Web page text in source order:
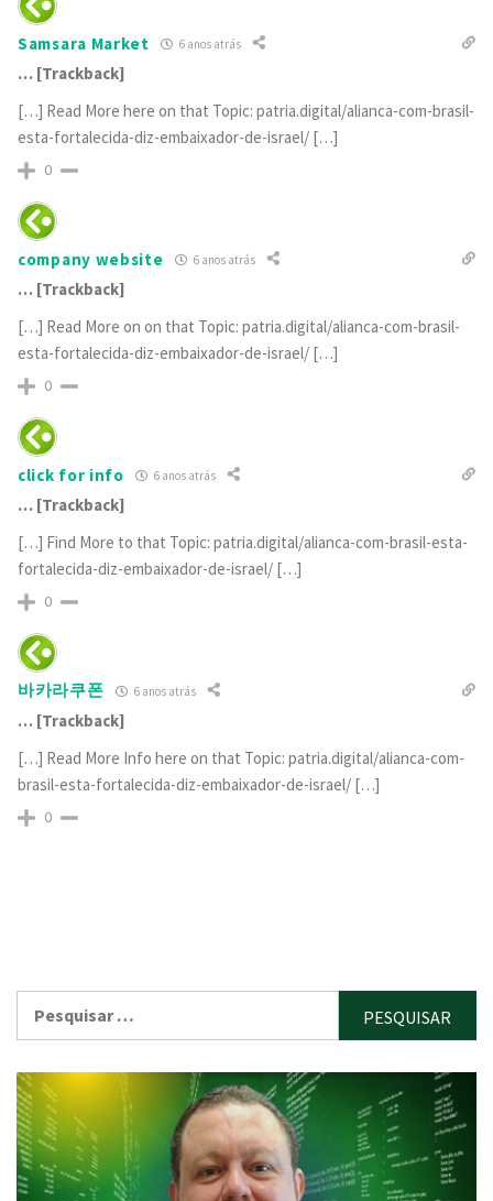
Samsara Market 6 anos atrás
… [Trackback]
[…] Read More here on that Topic: patria.digital/alianca-com-brasil-
esta-fortalecida-diz-embaixador-de-israel/ […]
0
company website 6 anos atrás
… [Trackback]
[…] Read More on on that Topic: patria.digital/alianca-com-brasil-
esta-fortalecida-diz-embaixador-de-israel/ […]
0
click for info 6 anos atrás
… [Trackback]
[…] Find More to that Topic: patria.digital/alianca-com-brasil-esta-
fortalecida-diz-embaixador-de-israel/ […]
0
바카라쿠폰 6 anos atrás
… [Trackback]
[…] Read More Info here on that Topic: patria.digital/alianca-com-
brasil-esta-fortalecida-diz-embaixador-de-israel/ […]
0